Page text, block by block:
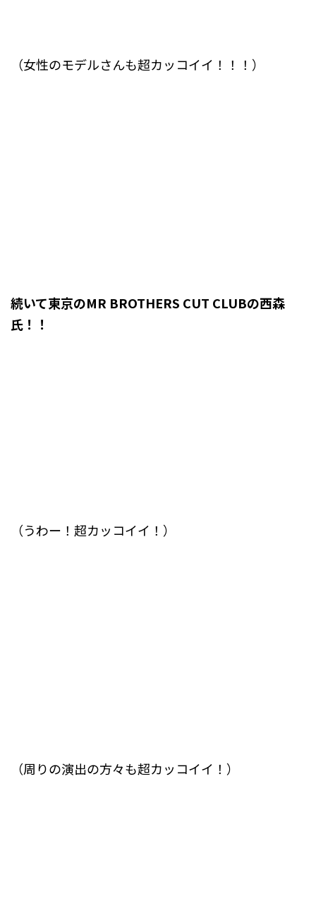
（女性のモデルさんも超カッコイイ！！！）
続いて東京のMR BROTHERS CUT CLUBの西森
氏！！
（うわー！超カッコイイ！）
（周りの演出の方々も超カッコイイ！）